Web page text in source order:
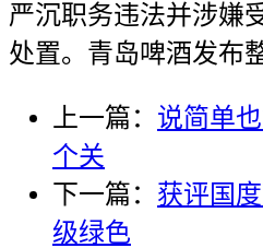
严沉职务违法并涉嫌
处置。青岛啤酒发布
上一篇： 说简单
个关
下一篇： 获评国
级绿色